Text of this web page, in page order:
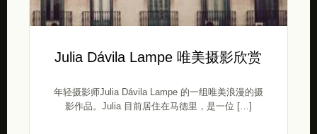
Julia Dávila Lampe 唯美摄影欣赏
年轻摄影师Julia Dávila Lampe 的一组唯美浪漫的摄
影作品。Julia 目前居住在马德里，是一位 […]